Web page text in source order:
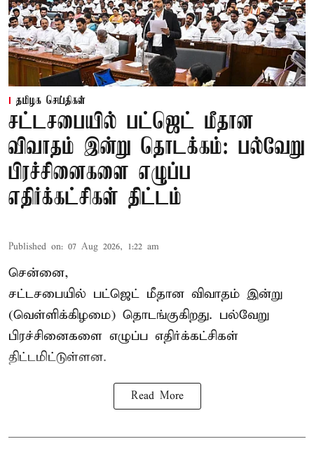
தமிழக செய்திகள்
சட்டசபையில் பட்ஜெட் மீதான
விவாதம் இன்று தொடக்கம்: பல்வேறு
பிரச்சினைகளை எழுப்ப
எதிர்க்கட்சிகள் திட்டம்
Published on: 07 Aug 2026, 1:22 am
சென்னை,
சட்டசபையில் பட்ஜெட் மீதான விவாதம் இன்று
(வெள்ளிக்கிழமை) தொடங்குகிறது. பல்வேறு
பிரச்சினைகளை எழுப்ப எதிர்க்கட்சிகள்
திட்டமிட்டுள்ளன.
Read More